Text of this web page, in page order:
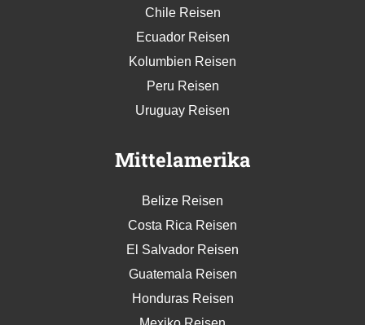
Chile Reisen
Ecuador Reisen
Kolumbien Reisen
Peru Reisen
Uruguay Reisen
Mittelamerika
Belize Reisen
Costa Rica Reisen
El Salvador Reisen
Guatemala Reisen
Honduras Reisen